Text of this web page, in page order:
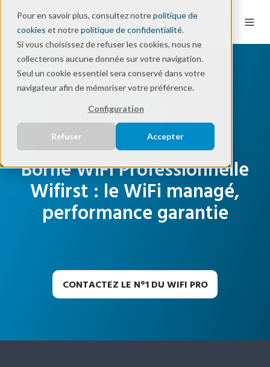
Pour en savoir plus, consultez notrepolitique de
cookies et notrepolitique de confidentialité.
Si vous choisissez de refuser les cookies, nous ne
collecterons aucune donnée sur votre navigation.
Seul un cookie essentiel sera conservé dans votre
navigateur afin de mémoriser votre préférence.
Configuration
Refuser Accepter
Borne WiFi Professionnelle
Wifirst : le WiFi managé,
performance garantie
CONTACTEZ LE N°1 DU WIFI PRO